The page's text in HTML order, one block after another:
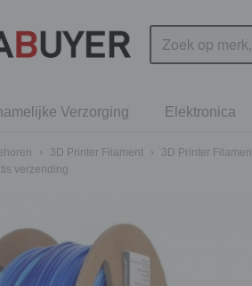
Verzorging Elektronica
› 3D Printer Filament › 3D Printer
verzending